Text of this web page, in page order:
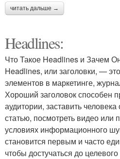
читать дальше →
Headlines:
Что Такое Headlines и Зачем
Headlines, или заголовки, —
элементов в маркетинге,
Хороший заголовок способен
аудитории, заставить
статью, посмотреть видео или
условиях информационного
становится первым и часто
чтобы достучаться до